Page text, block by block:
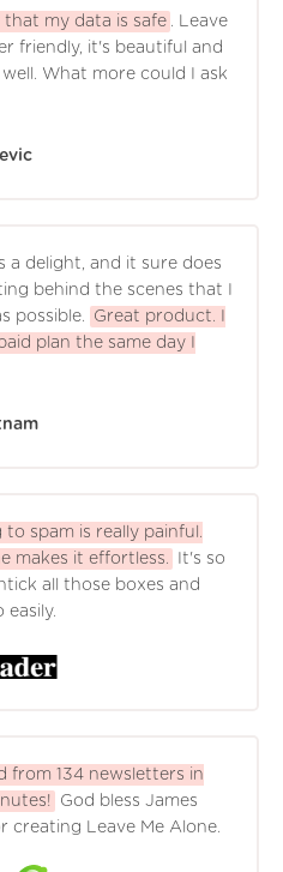
that my data is safe . Leave
friendly, it's beautiful and
What more could I ask
a delight, and it sure does
behind the scenes that I
possible.
Great product. I
plan the same day I
to spam is really painful.
makes it effortless.
It's so
all those boxes and
easily.
from 134 newsletters in
God bless James
creating Leave Me Alone.